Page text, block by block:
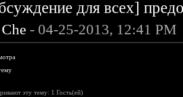
для всех]
Che - 04-25-2013, 12:41 PM
эту тему: 1 Гость(ей)